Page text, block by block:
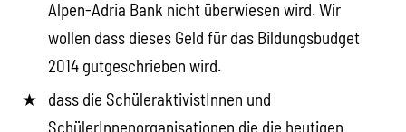
Alpen-Adria Bank nicht überwiesen wird. Wir
wollen dass dieses Geld für das Bildungsbudget
2014 gutgeschrieben wird.
dass die SchüleraktivistInnen und
SchülerInnenorganisationen die die heutigen